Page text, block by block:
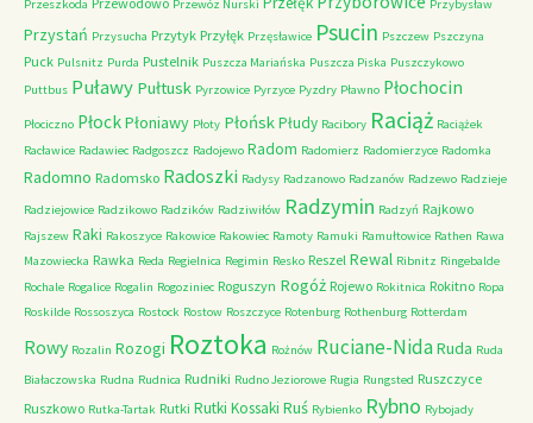
Przeszkoda
Przewóz Nurski Przybysław
Przystań Przysucha Przytyk Przyłęk Przęsławice Psucin Pszczew Pszczyna
Puck Pulsnitz Purda Pustelnik Puszcza Mariańska Puszcza Piska Puszczykowo
Puttbus Puławy Pułtusk Pyrzowice Pyrzyce Pyzdry Pławno Płochocin
Płociczno PłockPłoniawy Płoty PłońskPłudy Racibory Raciąż Raciążek
Racławice Radawiec Radgoszcz Radojewo Radom Radomierz Radomierzyce Radomka
Radomno Radomsko Radoszki Radysy Radzanowo Radzanów Radzewo Radzieje
Radziejowice Radzikowo Radzików Radziwiłów Radzymin Radzyń Rajkowo
Rajszew Raki Rakoszyce Rakowice Rakowiec Ramoty Ramuki Ramułtowice Rathen Rawa
Mazowiecka Rawka Reda Regielnica Regimin Resko Reszel Rewal Ribnitz Ringebalde
Rochale Rogalice Rogalin Rogoziniec Roguszyn Rogóż Rojewo Rokitnica Rokitno Ropa
Roskilde Rossoszyca Rostock Rostow Roszczyce Rotenburg Rothenburg Rotterdam
Rowy Rozalin Rozogi Roztoka Rożnów Ruciane-NidaRuda Ruda
Białaczowska Rudna Rudnica Rudniki Rudno Jeziorowe Rugia Rungsted Ruszczyce
Ruszkowo Rutka-Tartak Rutki Rutki Kossaki Ruś Rybienko Rybno Rybojady